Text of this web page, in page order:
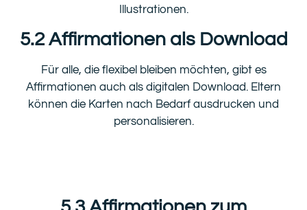
Illustrationen.
5.2 Affirmationen als Download
Für alle, die flexibel bleiben möchten, gibt es
Affirmationen auch als digitalen Download. Eltern
können die Karten nach Bedarf ausdrucken und
personalisieren.